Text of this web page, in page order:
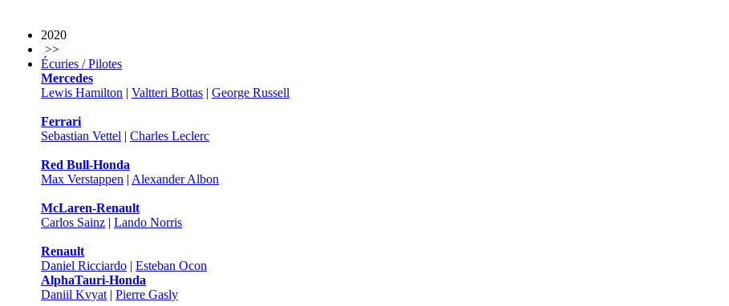
2020
>>
Écuries / Pilotes
Mercedes
Lewis Hamilton | Valtteri Bottas | George Russell
Ferrari
Sebastian Vettel | Charles Leclerc
Red Bull-Honda
Max Verstappen | Alexander Albon
McLaren-Renault
Carlos Sainz | Lando Norris
Renault
Daniel Ricciardo | Esteban Ocon
AlphaTauri-Honda
Daniil Kvyat | Pierre Gasly